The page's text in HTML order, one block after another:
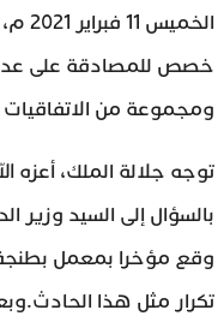
خصص للمصادقة على عدد
ومجموعة من الاتفاقيات
توجه جلالة الملك، أعزه
بالسؤال إلى السيد وزير
وقع مؤخرا بمعمل بطنجة،
تكرار مثل هذا